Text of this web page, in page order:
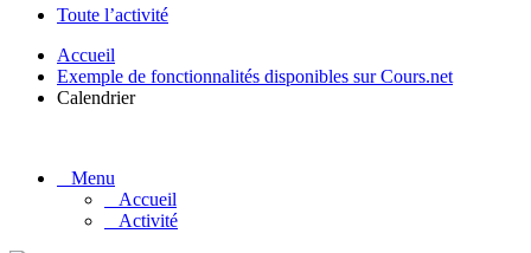
Toute l’activité
Accueil
Exemple de fonctionnalités disponibles sur Cours.net
Calendrier
Menu
Accueil
Activité